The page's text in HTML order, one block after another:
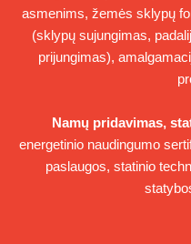
asmenims, žemės sklypų
(sklypų sujungimas,
prijungimas),
Namų pridavimas,
energetinio naudingumo
paslaugos, statinio